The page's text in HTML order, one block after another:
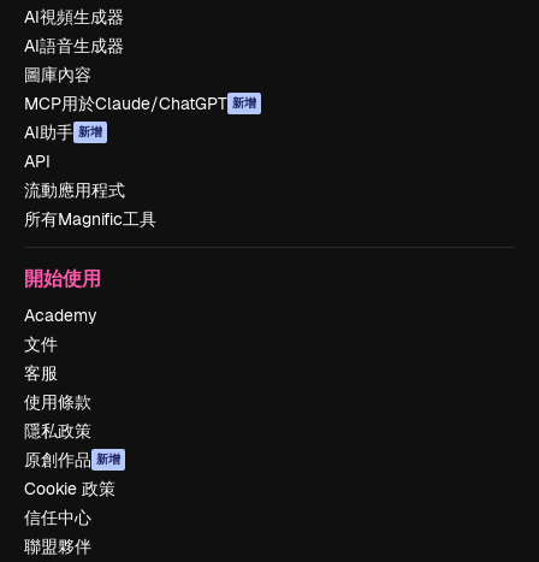
AI視頻生成器
AI語音生成器
圖庫內容
MCP用於Claude/ChatGPT 新增
AI助手 新增
API
流動應用程式
所有Magnific工具
開始使用
Academy
文件
客服
使用條款
隱私政策
原創作品 新增
Cookie 政策
信任中心
聯盟夥伴